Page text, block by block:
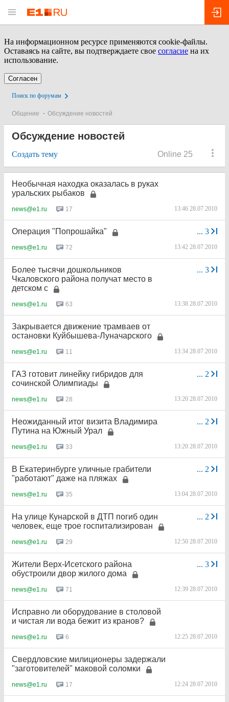
На информационном ресурсе применяются cookie-файлы.
Оставаясь на сайте, вы подтверждаете свое согласие на их
использование.
Согласен
Поиск по форумам
Общение Обсуждение новостей
Обсуждение новостей
Online 25
Создать тему
Необычная находка оказалась в руках
уральских рыбаков
news@e1.ru 17 13:46 28.07.2010
... 3
Операция "Попрошайка"
news@e1.ru 72 13:42 28.07.2010
... 3
Более тысячи дошкольников
Чкаловского района получат место в
детском с
news@e1.ru 63 13:38 28.07.2010
Закрывается движение трамваев от
остановки Куйбышева-Луначарского
news@e1.ru 11 13:34 28.07.2010
... 2
ГАЗ готовит линейку гибридов для
сочинской Олимпиады
news@e1.ru 28 13:20 28.07.2010
... 2
Неожиданный итог визита Владимира
Путина на Южный Урал
news@e1.ru 33 13:20 28.07.2010
... 2
В Екатеринбурге уличные грабители
"работают" даже на пляжах
news@e1.ru 35 13:04 28.07.2010
... 2
На улице Кунарской в ДТП погиб один
человек, еще трое госпитализирован
news@e1.ru 29 12:50 28.07.2010
... 3
Жители Верх-Исетского района
обустроили двор жилого дома
news@e1.ru 71 12:39 28.07.2010
Исправно ли оборудование в столовой
и чистая ли вода бежит из кранов?
news@e1.ru 6 12:25 28.07.2010
Свердловские милиционеры задержали
"заготовителей" маковой соломки
news@e1.ru 17 12:24 28.07.2010